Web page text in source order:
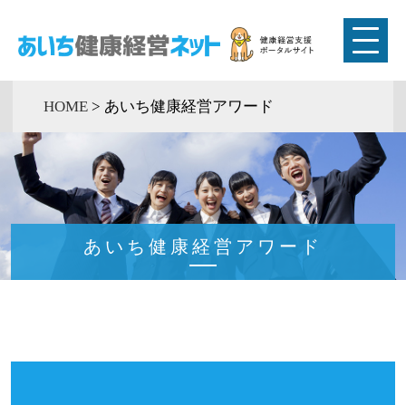
HOME > あいち健康経営アワード
あいち健康経営アワード